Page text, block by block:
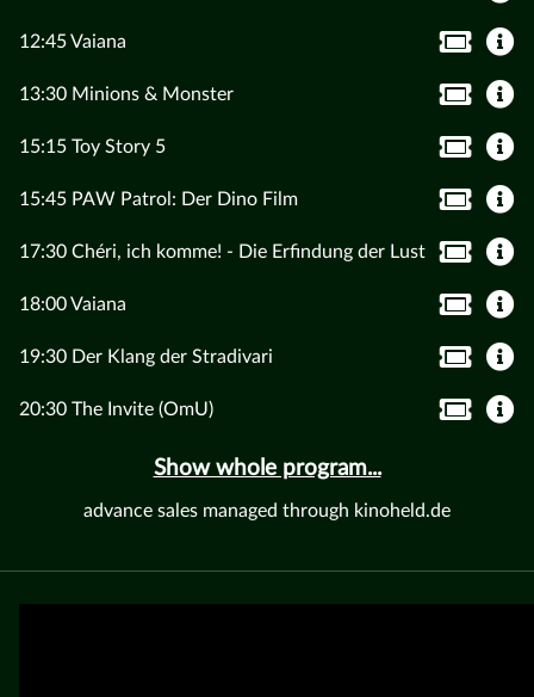
12:45 Vaiana
13:30 Minions & Monster
15:15 Toy Story 5
15:45 PAW Patrol: Der Dino Film
17:30 Chéri, ich komme! - Die Erfindung der Lust
18:00 Vaiana
19:30 Der Klang der Stradivari
20:30 The Invite (OmU)
Show whole program...
advance sales managed through kinoheld.de